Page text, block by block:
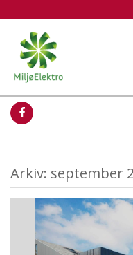
Arkiv: september